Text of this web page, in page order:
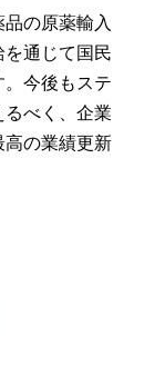
の原薬輸入
通じて国民
今後もステ
べく、企業
高の業績更新